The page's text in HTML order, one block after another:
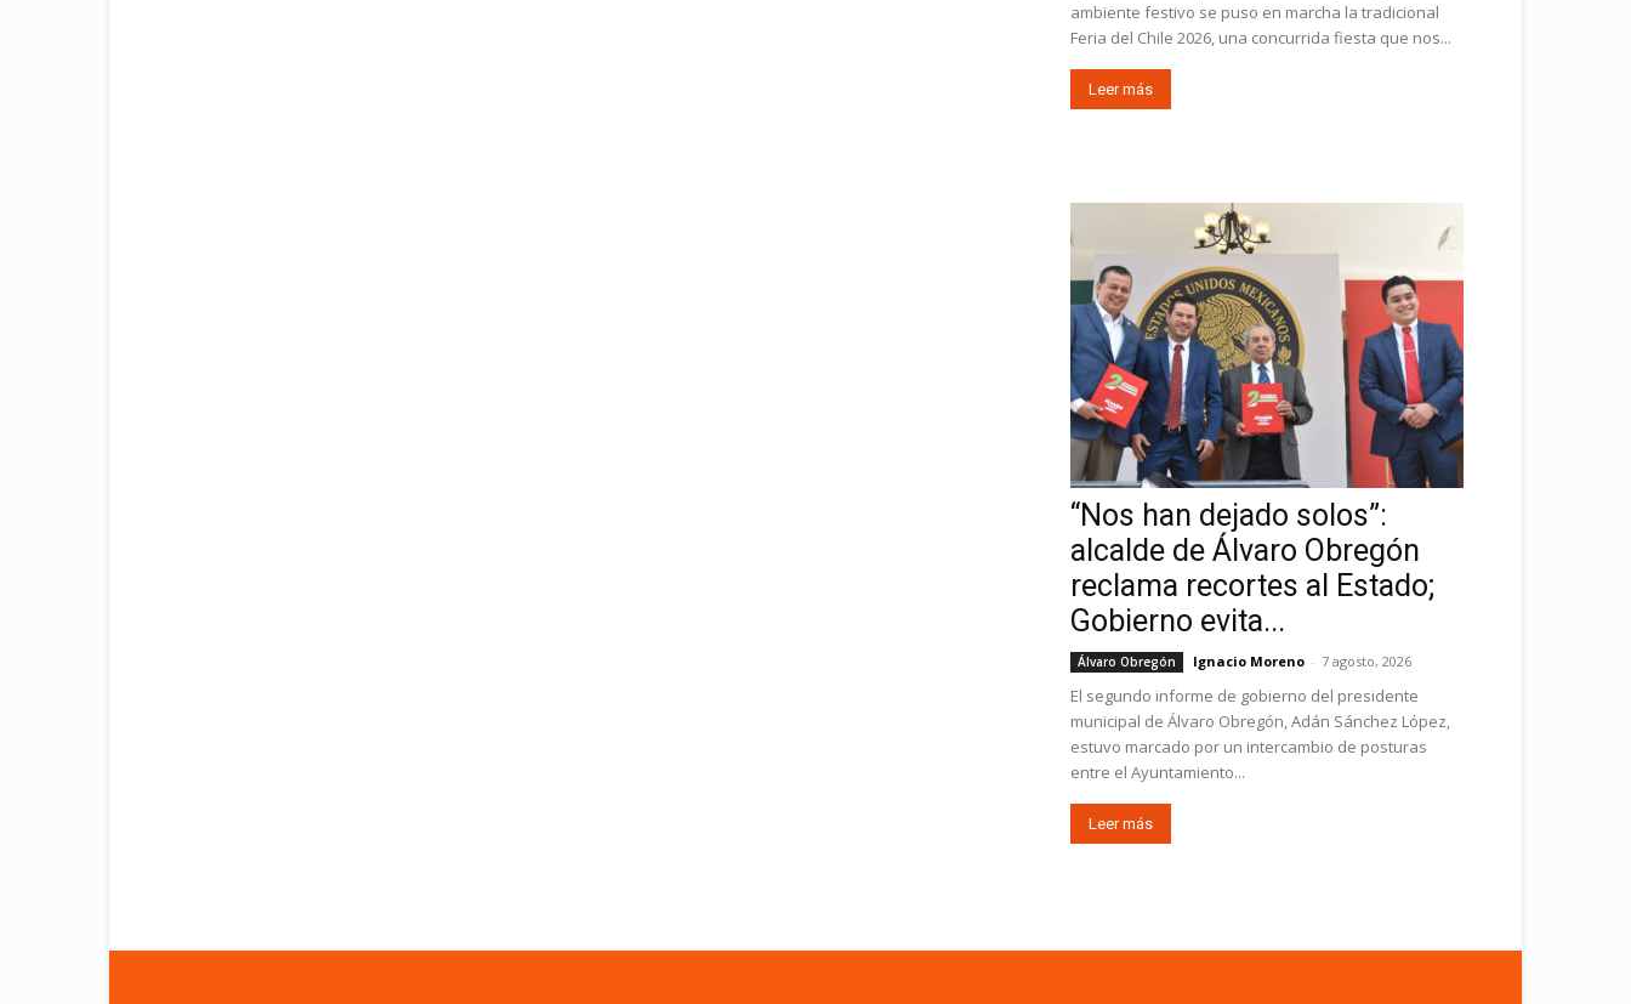
ambiente festivo se puso en marcha la tradicional
Feria del Chile 2026, una concurrida fiesta que nos...
Leer más
“Nos han dejado solos”:
alcalde de Álvaro Obregón
reclama recortes al Estado;
Gobierno evita...
Álvaro Obregón Ignacio Moreno - 7 agosto, 2026
El segundo informe de gobierno del presidente
municipal de Álvaro Obregón, Adán Sánchez López,
estuvo marcado por un intercambio de posturas
entre el Ayuntamiento...
Leer más